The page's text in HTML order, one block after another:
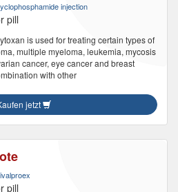
injection
pill
is used for treating certain types of
multiple myeloma, leukemia, mycosis
cancer, eye cancer and breast
with other
jetzt
pill